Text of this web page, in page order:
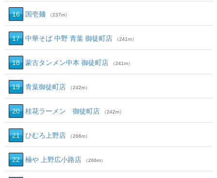
16 国壱麺 （237m）
17 中華そば 中野 青葉 御徒町店 （241m）
18 蒙古タンメン中本 御徒町店 （241m）
19 青葉御徒町店 （242m）
20 桂花ラーメン 御徒町店 （242m）
21 ひむろ上野店 （266m）
22 極や 上野広小路店 （266m）